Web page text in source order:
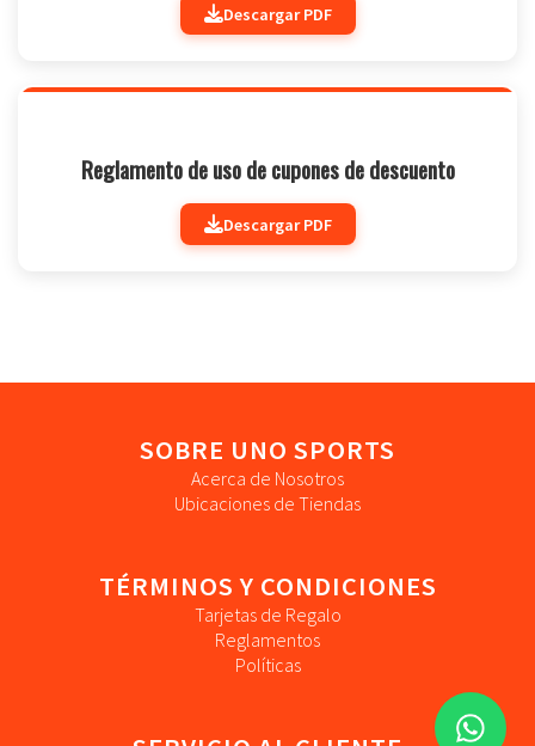
Descargar PDF
Reglamento de uso de cupones de descuento
Descargar PDF
SOBRE UNO SPORTS
Acerca de Nosotros
Ubicaciones de Tiendas
TÉRMINOS Y CONDICIONES
Tarjetas de Regalo
Reglamentos
Políticas